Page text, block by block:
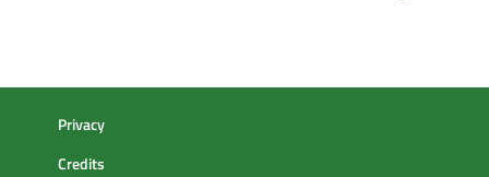
Privacy
Credits